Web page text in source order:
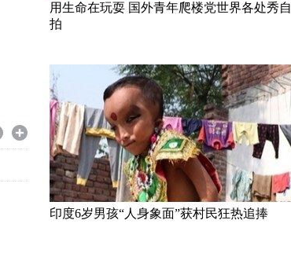
用生命在玩耍 国外青年爬楼党世界各处秀自
拍
印度6岁男孩“人身象面”获村民狂热追捧